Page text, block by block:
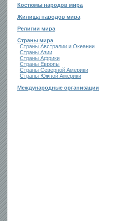
Костюмы народов мира
Жилища народов мира
Религии мира
Страны мира
Страны Австралии и Океании
Страны Азии
Страны Африки
Страны Европы
Страны Северной Америки
Страны Южной Америки
Международные организации